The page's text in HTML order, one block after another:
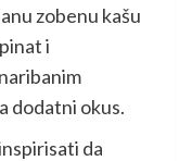
zobenu kašu
i
dodatni okus.
da